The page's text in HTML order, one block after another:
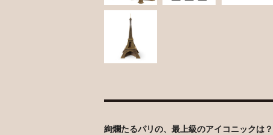
絢爛たるパリの、最上級のアイコニックは？